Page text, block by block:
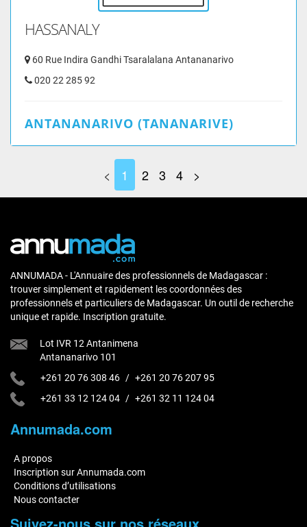
HASSANALY
60 Rue Indira Gandhi Tsaralalana Antananarivo
020 22 285 92
ANTANANARIVO (TANANARIVE)
< 1 2 3 4 >
ANNUMADA - L'Annuaire des professionnels de Madagascar :
trouver simplement et rapidement les coordonnées des
professionnels et particuliers de Madagascar. Un outil de recherche
unique et rapide. Inscription gratuite.
Lot IVR 12 Antanimena
Antananarivo 101
+261 20 76 308 46 / +261 20 76 207 95
+261 33 12 124 04 / +261 32 11 124 04
Annumada.com
A propos
Inscription sur Annumada.com
Conditions d’utilisations
Nous contacter